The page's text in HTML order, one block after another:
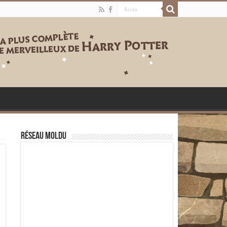
Réseau moldu